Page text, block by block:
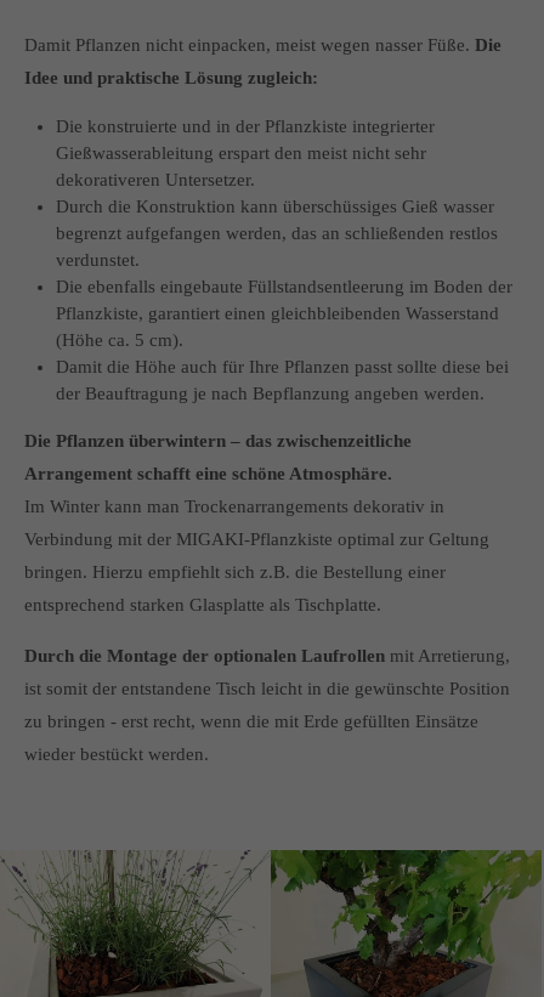
Damit Pflanzen nicht einpacken, meist wegen nasser Füße.Die
Idee und praktische Lösung zugleich:
Die konstruierte und in der Pflanzkiste integrierter
Gießwasserableitung erspart den meist nicht sehr
dekorativeren Untersetzer.
Durch die Konstruktion kann überschüssiges Gieß­ wasser
begrenzt aufgefangen werden, das an­ schließenden restlos
verdunstet.
Die ebenfalls eingebaute Füllstandsentleerung im Boden der
Pflanzkiste, garantiert einen gleichblei­benden Wasserstand
(Höhe ca. 5 cm).
Damit die Höhe auch für Ihre Pflanzen passt sollte diese bei
der Beauftragung je nach Bepflanzung angeben werden.
Die Pflanzen überwintern – das zwischenzeitliche
Arrangement schafft eine schöne Atmosphäre.
Im Winter kann man Trockenarrangements deko­rativ in
Verbindung mit der MIGAKI-Pflanzkiste optimal zur Geltung
bringen. Hierzu empfiehlt sich z.B. die Bestellung einer
entsprechend starken Glasplatte als Tischplatte.
Durch die Montage der optionalen Laufrollen mit Arretierung,
ist somit der entstandene Tisch leicht in die gewünschte Position
zu bringen - erst recht, wenn die mit Erde gefüllten Einsätze
wieder bestückt werden.